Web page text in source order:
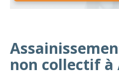
non collectif